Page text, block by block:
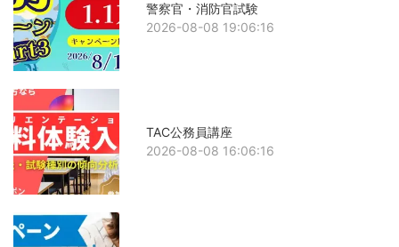
警察官・消防官試験
2026-08-08 19:06:16
TAC公務員講座
2026-08-08 16:06:16